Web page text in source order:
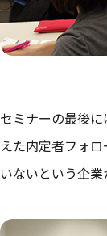
セミナーの最後
えた内定者フォ
いないという企